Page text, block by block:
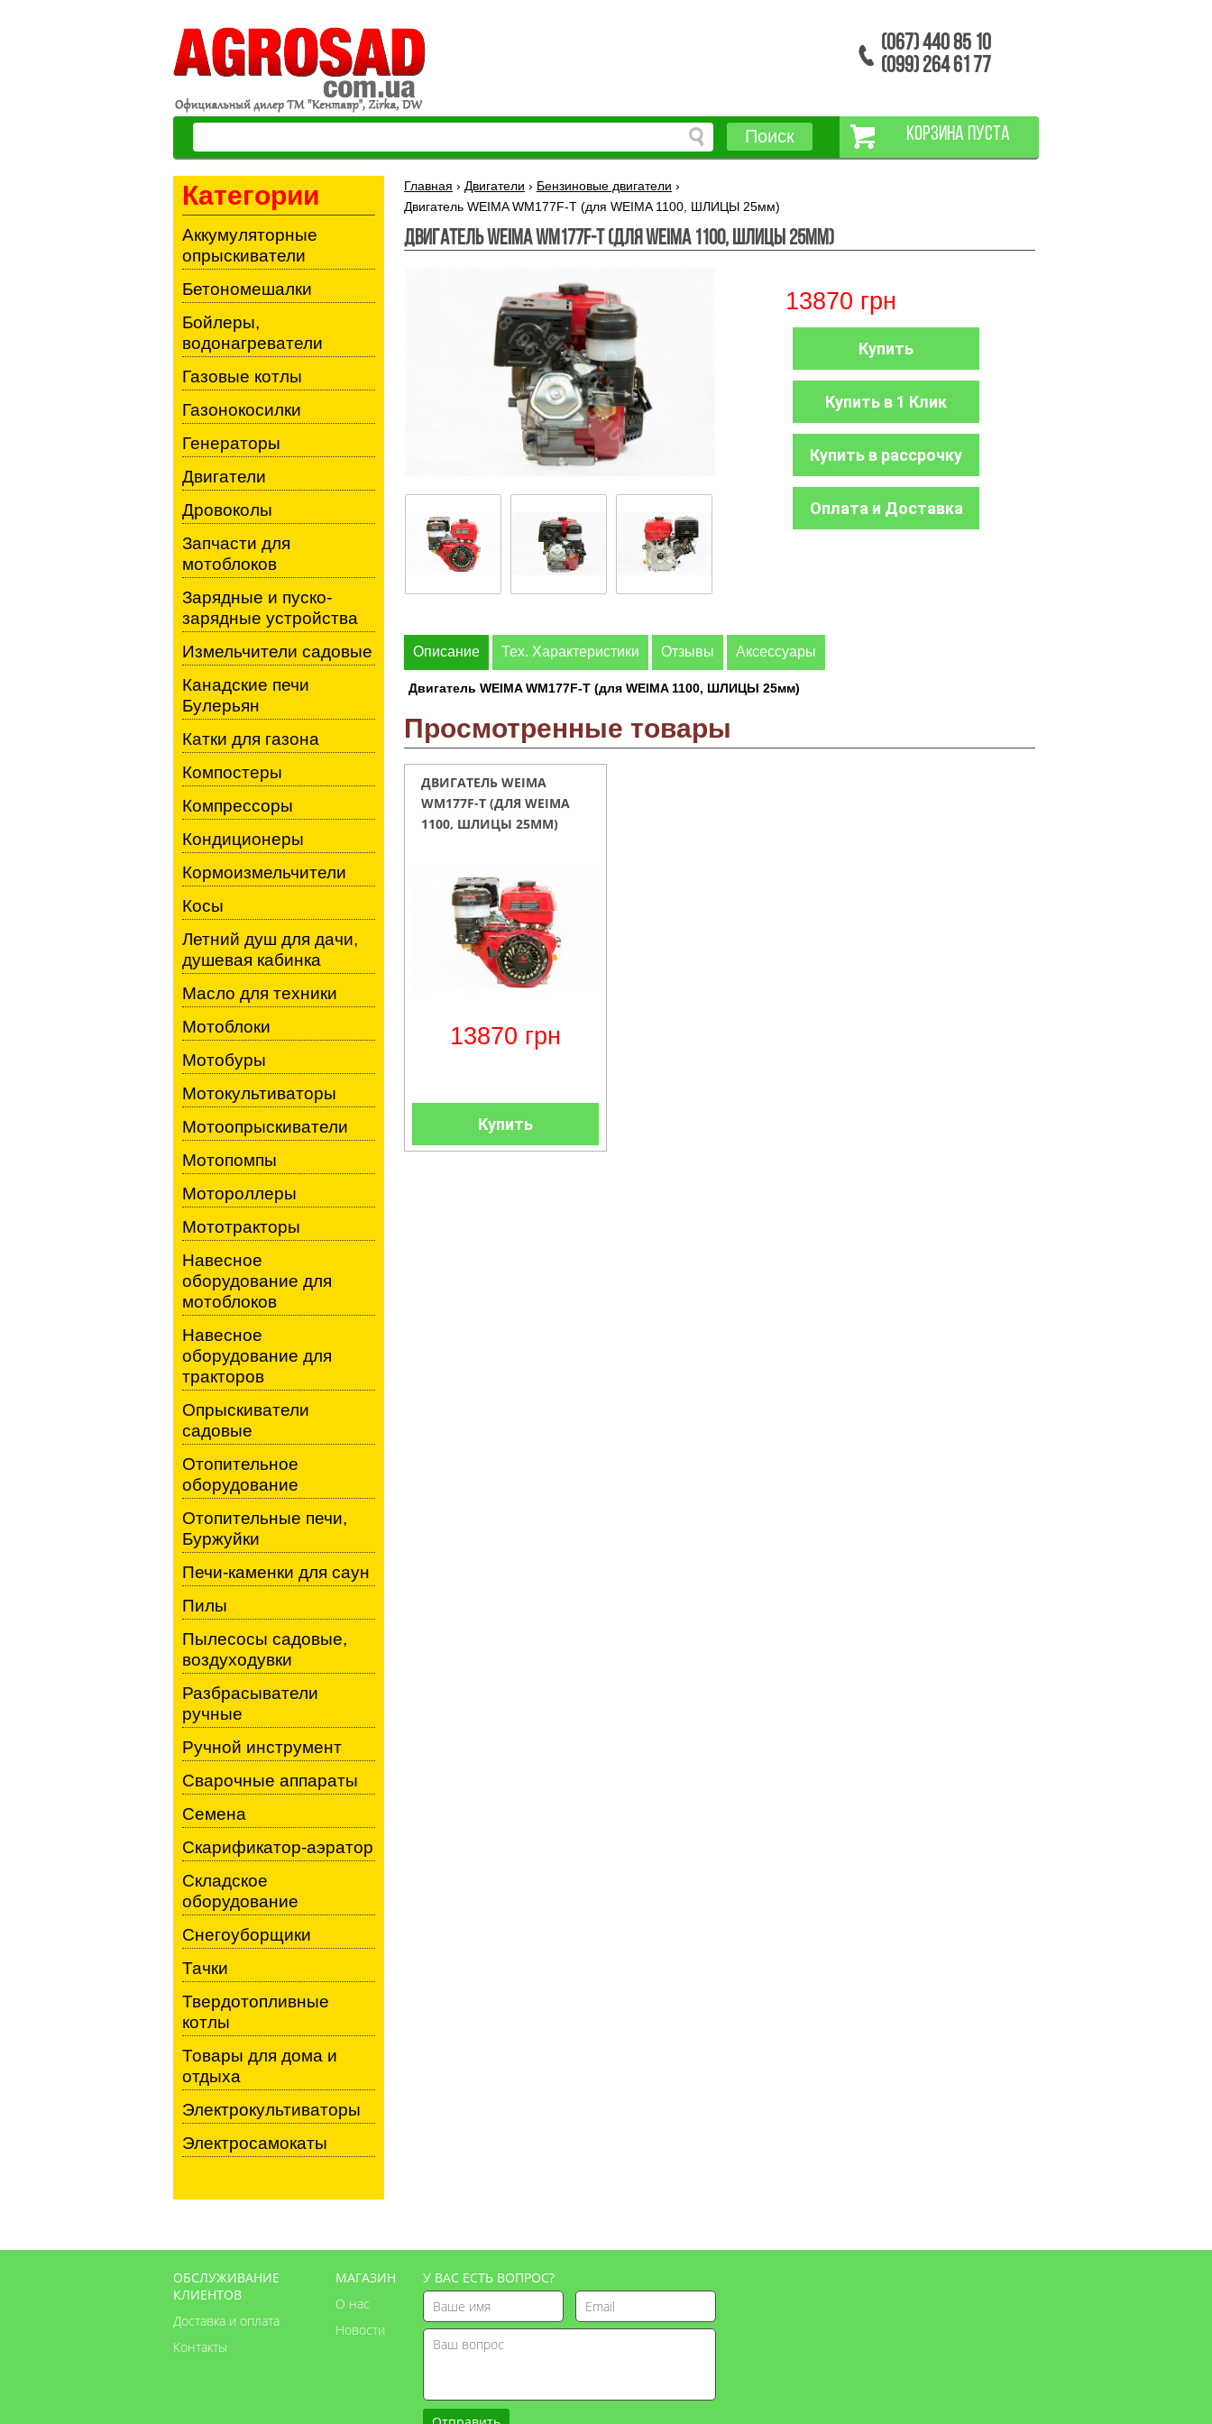
(067) 440 85 10
(099) 264 61 77
Поиск КОРЗИНА ПУСТА
Главная › Двигатели › Бензиновые двигатели ›
Двигатель WEIMA WM177F-Т (для WEIMA 1100, ШЛИЦЫ 25мм)
Двигатель WEIMA WM177F-Т (для WEIMA 1100, ШЛИЦЫ 25мм)
13870 грн
Купить
Купить в 1 Клик
Купить в рассрочку
Оплата и Доставка
Описание Тех. Характеристики Отзывы Аксессуары
Двигатель WEIMA WM177F-Т (для WEIMA 1100, ШЛИЦЫ 25мм)
Просмотренные товары
ДВИГАТЕЛЬ WEIMA
WM177F-Т (ДЛЯ WEIMA
1100, ШЛИЦЫ 25ММ)
13870 грн
Купить
Категории
Аккумуляторные
опрыскиватели
Бетономешалки
Бойлеры,
водонагреватели
Газовые котлы
Газонокосилки
Генераторы
Двигатели
Дровоколы
Запчасти для
мотоблоков
Зарядные и пуско-
зарядные устройства
Измельчители садовые
Канадские печи
Булерьян
Катки для газона
Компостеры
Компрессоры
Кондиционеры
Кормоизмельчители
Косы
Летний душ для дачи,
душевая кабинка
Масло для техники
Мотоблоки
Мотобуры
Мотокультиваторы
Мотоопрыскиватели
Мотопомпы
Мотороллеры
Мототракторы
Навесное
оборудование для
мотоблоков
Навесное
оборудование для
тракторов
Опрыскиватели
садовые
Отопительное
оборудование
Отопительные печи,
Буржуйки
Печи-каменки для саун
Пилы
Пылесосы садовые,
воздуходувки
Разбрасыватели
ручные
Ручной инструмент
Сварочные аппараты
Семена
Скарификатор-аэратор
Складское
оборудование
Снегоуборщики
Тачки
Твердотопливные
котлы
Товары для дома и
отдыха
Электрокультиваторы
Электросамокаты
ОБСЛУЖИВАНИЕ
КЛИЕНТОВ
Доставка и оплата
Контакты
МАГАЗИН
О нас
Новости
У ВАС ЕСТЬ ВОПРОС?